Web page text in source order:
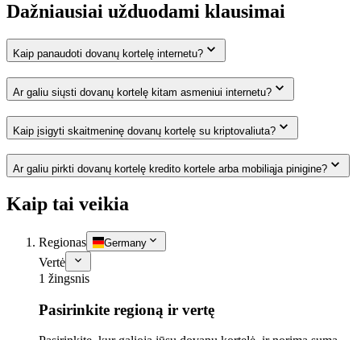
Dažniausiai užduodami klausimai
Kaip panaudoti dovanų kortelę internetu?
Ar galiu siųsti dovanų kortelę kitam asmeniui internetu?
Kaip įsigyti skaitmeninę dovanų kortelę su kriptovaliuta?
Ar galiu pirkti dovanų kortelę kredito kortele arba mobiliąja pinigine?
Kaip tai veikia
Regionas Germany
Vertė
1 žingsnis
Pasirinkite regioną ir vertę